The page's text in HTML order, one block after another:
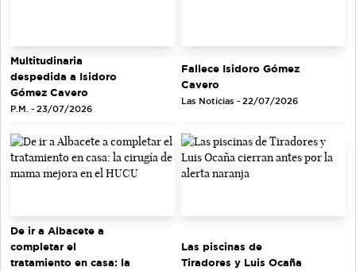
Multitudinaria
despedida a Isidoro
Gómez Cavero
P.M. - 23/07/2026
Fallece Isidoro Gómez
Cavero
Las Noticias - 22/07/2026
De ir a Albacete a
completar el
tratamiento en casa: la
Las piscinas de
Tiradores y Luis Ocaña